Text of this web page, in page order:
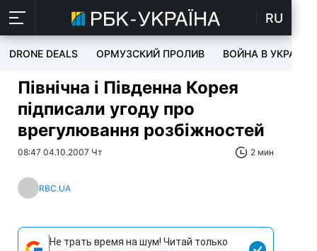
RU
DRONE DEALS ОРМУЗСКИЙ ПРОЛИВ ВОЙНА В УКРАИНЕ
Північна і Південна Корея
підписали угоду про
врегулювання розбіжностей
08:47 04.10.2007 Чт 2 мин
RBC.UA
Не трать время на шум! Читай только